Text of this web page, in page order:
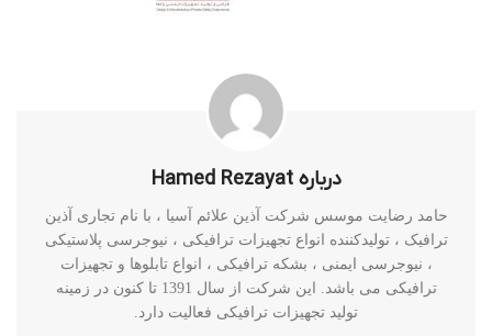
درباره Hamed Rezayat
حامد رضایت موسس شرکت آذین علائم آسیا ، با نام تجاری آذین
ترافیک ، تولیدکننده انواع تجهیزات ترافیکی ، نیوجرسی پلاستیکی
، نیوجرسی ایمنی ، بشکه ترافیکی ، انواع تابلوها و تجهیزات
ترافیکی می باشد. این شرکت از سال 1391 تا کنون در زمینه
تولید تجهیزات ترافیکی فعالیت دارد.